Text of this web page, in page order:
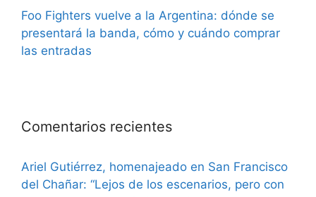
Foo Fighters vuelve a la Argentina: dónde se
presentará la banda, cómo y cuándo comprar
las entradas
Comentarios recientes
Ariel Gutiérrez, homenajeado en San Francisco
del Chañar: “Lejos de los escenarios, pero con